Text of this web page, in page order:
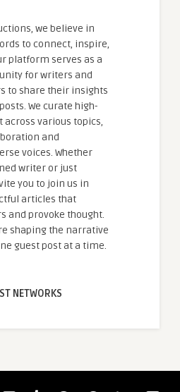
we believe in
to connect, inspire,
platform serves as a
for writers and
to share their insights
We curate high-
various topics,
and
voices. Whether
writer or just
you to join us in
articles that
and provoke thought.
shaping the narrative
guest post at a time.
NETWORKS